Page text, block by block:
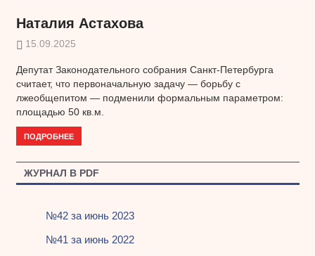
Наталия Астахова
15.09.2025
Депутат Законодательного собрания Санкт-Петербурга
считает, что первоначальную задачу — борьбу с
лжеобщепитом — подменили формальным параметром:
площадью 50 кв.м.
ПОДРОБНЕЕ
ЖУРНАЛ В PDF
№42 за июнь 2023
№41 за июнь 2022